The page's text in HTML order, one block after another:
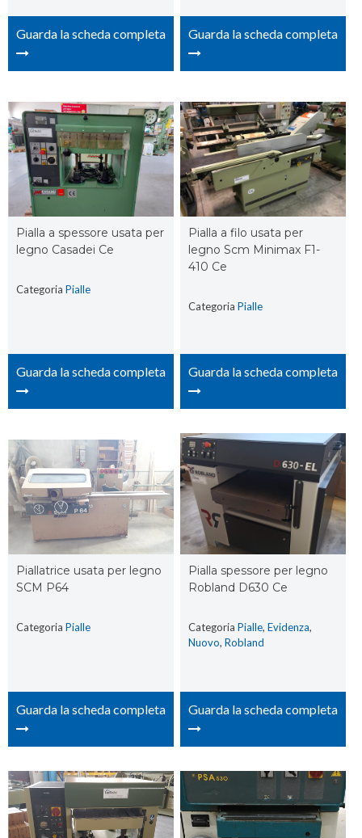
Guarda la scheda completa Guarda la scheda completa
Pialla a spessore usata per
legno Casadei Ce
Categoria Pialle
Guarda la scheda completa
Pialla a filo usata per
legno Scm Minimax F1-
410 Ce
Categoria Pialle
Guarda la scheda completa
Piallatrice usata per legno
SCM P64
Categoria Pialle
Guarda la scheda completa
Pialla spessore per legno
Robland D630 Ce
Categoria Pialle, Evidenza,
Nuovo, Robland
Guarda la scheda completa